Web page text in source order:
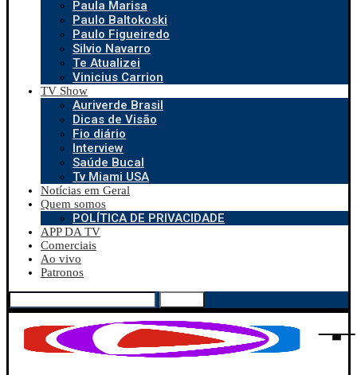
Paula Marisa
Paulo Baltokoski
Paulo Figueiredo
Silvio Navarro
Te Atualizei
Vinicius Carrion
TV Show
Auriverde Brasil
Dicas de Visão
Fio diário
Interview
Saúde Bucal
Tv Miami USA
Notícias em Geral
Quem somos
POLÍTICA DE PRIVACIDADE
APP DA TV
Comerciais
Ao vivo
Patronos